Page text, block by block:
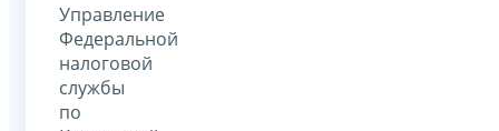
Управление
Федеральной
налоговой
службы
по